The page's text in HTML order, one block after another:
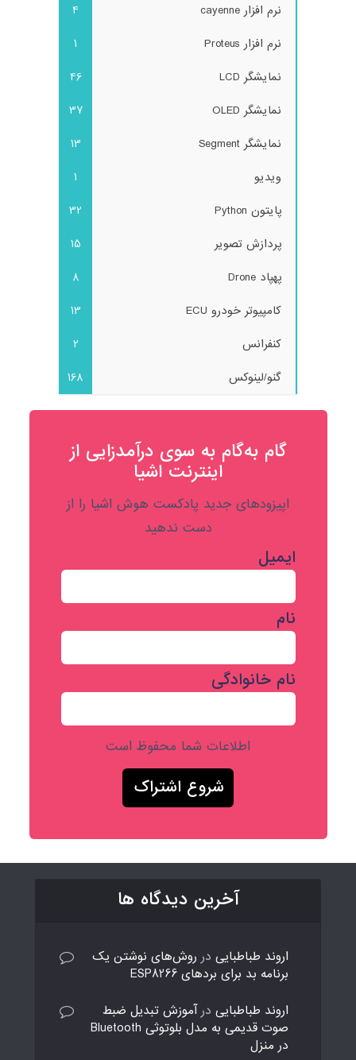
نرم افزار cayenne
4
نرم افزار Proteus
1
نمایشگر LCD
46
نمایشگر OLED
37
نمایشگر Segment
13
ویدیو
1
پایتون Python
32
پردازش تصویر
15
پهپاد Drone
8
کامپیوتر خودرو ECU
13
کنفرانس
2
گنو/لینوکس
168
گام به‌گام به‌ سوی درآمدزایی از
اینترنت اشیا
اپیزودهای جدید پادکست هوش اشیا را از
دست ندهید
ایمیل
نام
نام خانوادگی
اطلاعات شما محفوظ است
آخرین دیدگاه ها
اروند طباطبایی در روش‌های نوشتن یک
برنامه بد برای بردهای ESP8266
اروند طباطبایی درآموزش تبدیل ضبط
صوت قدیمی به مدل بلوتوثی Bluetooth
در منزل